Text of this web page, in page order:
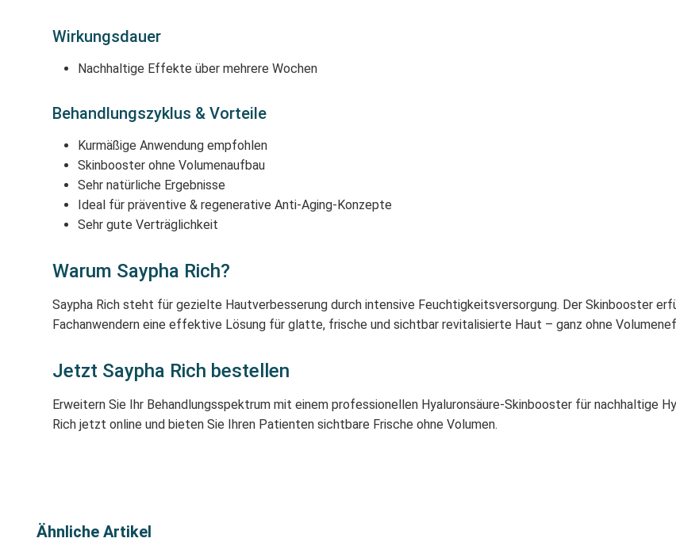
Wirkungsdauer
Nachhaltige Effekte über mehrere Wochen
Behandlungszyklus & Vorteile
Kurmäßige Anwendung empfohlen
Skinbooster ohne Volumenaufbau
Sehr natürliche Ergebnisse
Ideal für präventive & regenerative Anti-Aging-Konzepte
Sehr gute Verträglichkeit
Warum Saypha Rich?
Saypha Rich steht für gezielte Hautverbesserung durch intensive Feuchtigkeitsversorgung. Der Skinbooster
Fachanwendern eine effektive Lösung für glatte, frische und sichtbar revitalisierte Haut – ganz ohne
Jetzt Saypha Rich bestellen
Erweitern Sie Ihr Behandlungsspektrum mit einem professionellen Hyaluronsäure-Skinbooster für nachhaltige
Rich jetzt online und bieten Sie Ihren Patienten sichtbare Frische ohne Volumen.
Ähnliche Artikel